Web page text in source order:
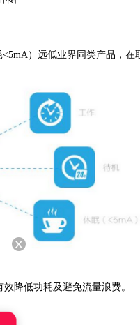
）远低业界同类产品，在
降低功耗及避免流量浪费。